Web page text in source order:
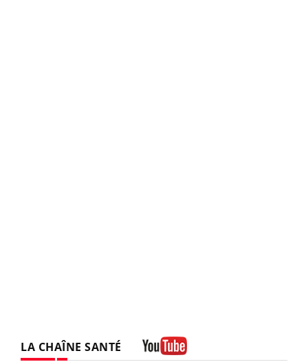
LA CHAÎNE SANTÉ